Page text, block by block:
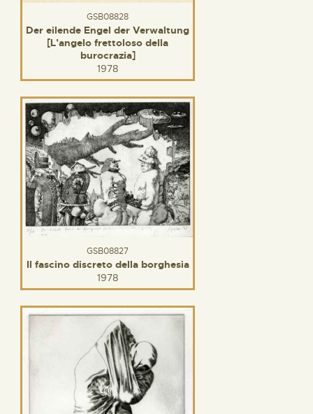
GSB08828
Der eilende Engel der Verwaltung
[L’angelo frettoloso della
burocrazia]
1978
GSB08827
Il fascino discreto della borghesia
1978